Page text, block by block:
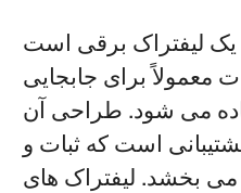
برقی 3 چرخ یک لیفتراک برقی است
معمولاً برای جابجایی
می شود. طراحی آن
است که ثبات و
می بخشد. لیفتراک های